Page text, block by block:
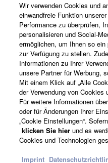
Registrierung von „Yamaha
Über Yamaha
Österreich - German
Business
Wir verwenden Cookies und
einwandfreie Funktion
Performance zu überprüfen,
personalisieren und Social-
ermöglichen, um Ihnen so
zur Verfügung zu stellen.
Informationen zu Ihrer
unsere Partner für Werbung,
Mit einem Klick auf „Alle
der Verwendung von Cookies
Für weitere Informationen
oder für Änderungen Ihrer
„Cookie Einstellungen“.
klicken Sie hier und es
Cookies und Technologien
Imprint